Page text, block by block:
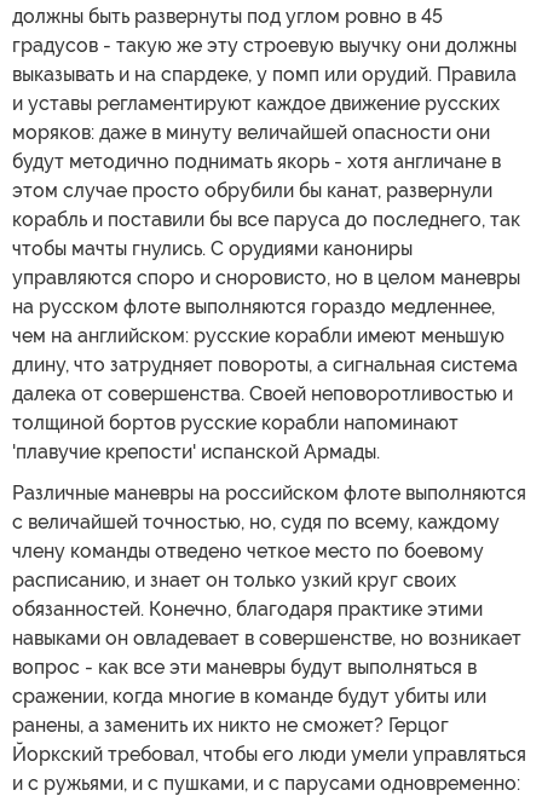
должны быть развернуты под углом ровно в 45
градусов - такую же эту строевую выучку они должны
выказывать и на спардеке, у помп или орудий. Правила
и уставы регламентируют каждое движение русских
моряков: даже в минуту величайшей опасности они
будут методично поднимать якорь - хотя англичане в
этом случае просто обрубили бы канат, развернули
корабль и поставили бы все паруса до последнего, так
чтобы мачты гнулись. С орудиями канониры
управляются споро и сноровисто, но в целом маневры
на русском флоте выполняются гораздо медленнее,
чем на английском: русские корабли имеют меньшую
длину, что затрудняет повороты, а сигнальная система
далека от совершенства. Своей неповоротливостью и
толщиной бортов русские корабли напоминают
'плавучие крепости' испанской Армады.
Различные маневры на российском флоте выполняются
с величайшей точностью, но, судя по всему, каждому
члену команды отведено четкое место по боевому
расписанию, и знает он только узкий круг своих
обязанностей. Конечно, благодаря практике этими
навыками он овладевает в совершенстве, но возникает
вопрос - как все эти маневры будут выполняться в
сражении, когда многие в команде будут убиты или
ранены, а заменить их никто не сможет? Герцог
Йоркский требовал, чтобы его люди умели управляться
и с ружьями, и с пушками, и с парусами одновременно: